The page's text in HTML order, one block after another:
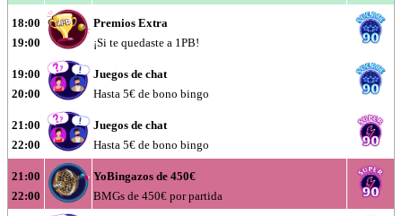
18:00
19:00
Premios Extra
¡Si te quedaste a 1PB!
19:00
20:00
Juegos de chat
Hasta 5€ de bono bingo
21:00
22:00
Juegos de chat
Hasta 5€ de bono bingo
21:00
22:00
YoBingazos de 450€
BMGs de 450€ por partida